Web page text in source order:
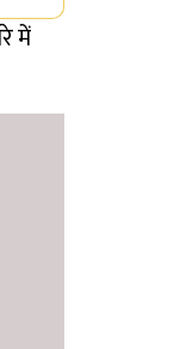
में